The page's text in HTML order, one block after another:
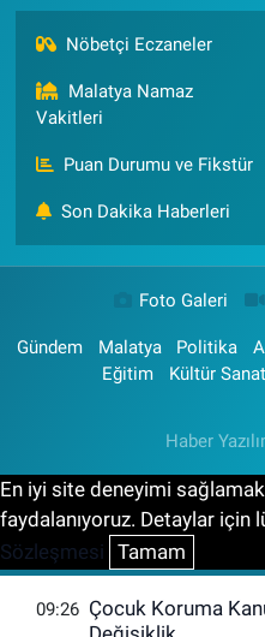
Nöbetçi Eczaneler
Malatya Namaz
Vakitleri
Puan Durumu ve Fikstür
Son Dakika Haberleri
Foto Galeri
Gündem Malatya Politika
Eğitim
Kültür Sanat
Haber
En iyi site deneyimi
faydalanıyoruz. Detaylar için
Sözleşmesi Tamam
09:26 Çocuk Koruma